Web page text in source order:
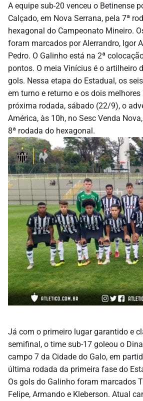
A equipe sub-20 venceu o Betinense
Calçado, em Nova Serrana, pela 7ª
hexagonal do Campeonato Mineiro.
foram marcados por Alerrandro, Igor
Pedro. O Galinho está na 2ª
pontos. O meia Vinícius é o artilheiro
gols. Nessa etapa do Estadual, os
em turno e returno e os dois
próxima rodada, sábado (22/9), o
América, às 10h, no Sesc Venda
8ª rodada do hexagonal.
Já com o primeiro lugar garantido e
semifinal, o time sub-17 goleou o
campo 7 da Cidade do Galo, em
última rodada da primeira fase do
Os gols do Galinho foram marcados
Felipe, Armando e Kleberson. Atual